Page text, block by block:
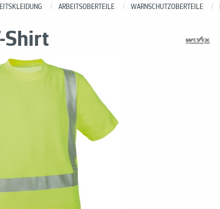
ARBEITSOBERTEILE WARNSCHUTZOBERTEILE
Shirt